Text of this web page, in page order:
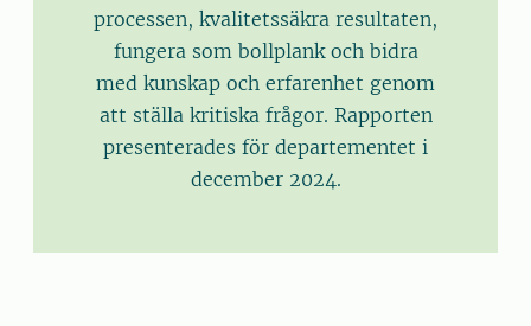
processen, kvalitetssäkra resultaten,
fungera som bollplank och bidra
med kunskap och erfarenhet genom
att ställa kritiska frågor. Rapporten
presenterades för departementet i
december 2024.